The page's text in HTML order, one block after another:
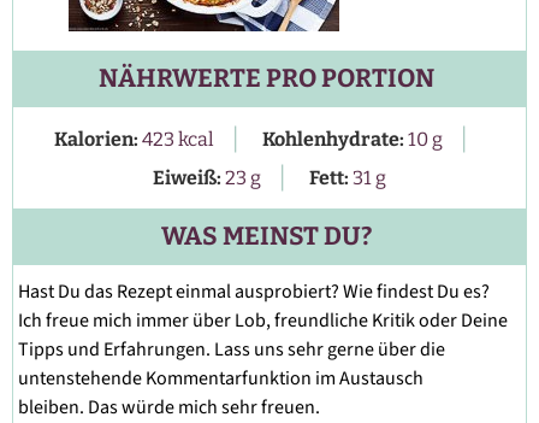
NÄHRWERTE PRO PORTION
Kalorien: 423 kcal | Kohlenhydrate: 10g |
Eiweiß: 23 g | Fett: 31g
WAS MEINST DU?
Hast Du das Rezept einmal ausprobiert? Wie findest Du es?
Ich freue mich immer über Lob, freundliche Kritik oder Deine
Tipps und Erfahrungen. Lass uns sehr gerne über die
untenstehende Kommentarfunktion im Austausch
bleiben. Das würde mich sehr freuen.